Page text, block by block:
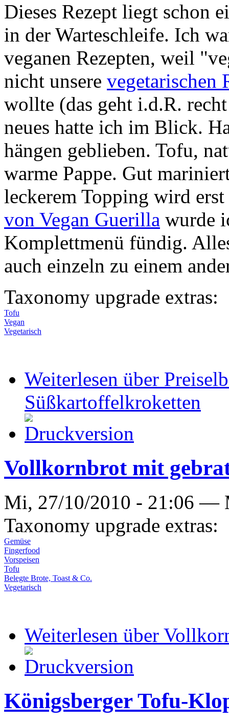
Dieses Rezept liegt schon
in der Warteschleife. Ich
veganen Rezepten, weil
nicht unsere vegetarischen
wollte (das geht i.d.R.
neues hatte ich im Blick.
hängen geblieben. Tofu,
warme Pappe. Gut
leckerem Topping wird
von Vegan Guerilla wurde
Komplettmenü fündig.
auch einzeln zu einem
Taxonomy upgrade extras:
Tofu
Vegan
Vegetarisch
Weiterlesen über
Süßkartoffelkroketten
Vollkornbrot mit
Mi, 27/10/2010 - 21:06 —
Taxonomy upgrade extras:
Gemüse
Fingerfood
Vorspeisen
Tofu
Belegte Brote, Toast & Co.
Vegetarisch
Weiterlesen über
Königsberger Tofu-